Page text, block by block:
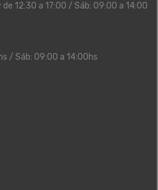
12:30 a 17:00 / Sáb: 09:00 a 14:00
/ Sáb: 09:00 a 14:00hs